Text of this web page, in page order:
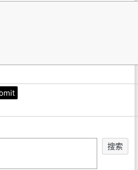
搜索